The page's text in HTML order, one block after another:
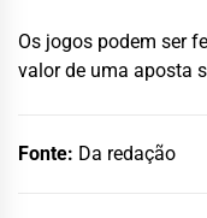
Os jogos podem ser
valor de uma aposta
Fonte: Da redação